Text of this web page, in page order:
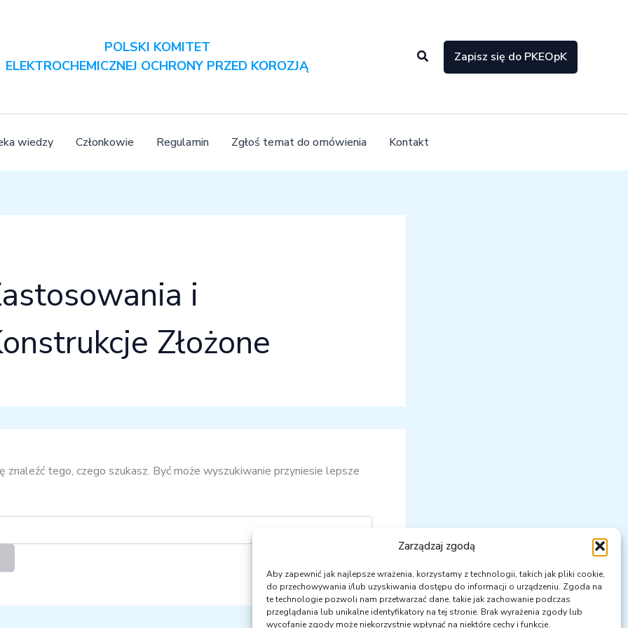
Zarządzaj zgodą
Aby zapewnić jak najlepsze wrażenia, korzystamy z technologii, takich jak pliki cookie,
do przechowywania i/lub uzyskiwania dostępu do informacji o urządzeniu. Zgoda na
te technologie pozwoli nam przetwarzać dane, takie jak zachowanie podczas
przeglądania lub unikalne identyfikatory na tej stronie. Brak wyrażenia zgody lub
wycofanie zgody może niekorzystnie wpłynąć na niektóre cechy i funkcje.
POLSKI KOMITET
ELEKTROCHEMICZNEJ OCHRONY PRZED KOROZJĄ
Szukaj Zapisz się do PKEOpK
wiedzy Członkowie Regulamin Zgłoś temat do omówienia Kontakt
i
Złożone
znaleźć tego, czego szukasz. Być może wyszukiwanie przyniesie lepsze